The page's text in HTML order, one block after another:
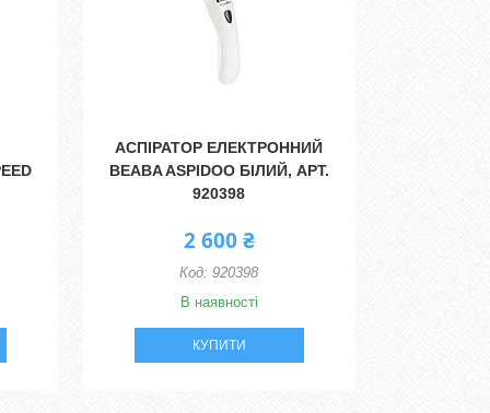
АСПІРАТОР ЕЛЕКТРОННИЙ
BEABA ASPIDOO БІЛИЙ, АРТ.
920398
2 600 ₴
920398
В наявності
КУПИТИ